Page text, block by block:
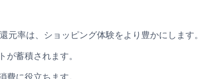
元率は、ショッピング体験をより豊かにします。
が蓄積されます。
に役立ちます。